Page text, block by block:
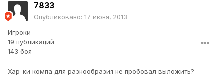
7833
Опубликовано: 17 июня, 2013
Игроки
19 публикаций
143 боя
Хар-ки компа для разнообразия не пробовал выложить?